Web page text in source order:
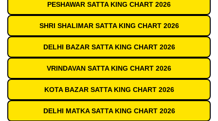
PESHAWAR SATTA KING CHART 2026
SHRI SHALIMAR SATTA KING CHART 2026
DELHI BAZAR SATTA KING CHART 2026
VRINDAVAN SATTA KING CHART 2026
KOTA BAZAR SATTA KING CHART 2026
DELHI MATKA SATTA KING CHART 2026